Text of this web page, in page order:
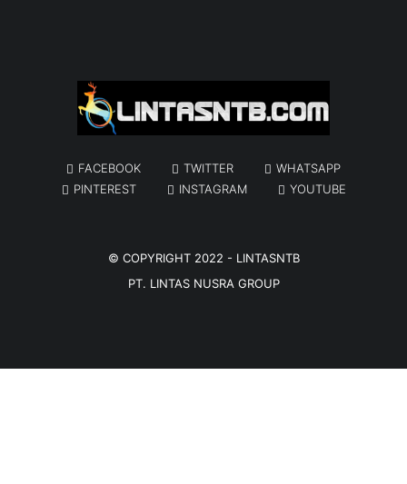
FACEBOOK TWITTER
WHATSAPP
PINTEREST
INSTAGRAM YOUTUBE
© COPYRIGHT 2022 - LINTASNTB
PT. LINTAS NUSRA GROUP